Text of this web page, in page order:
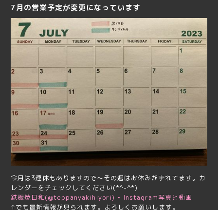
7月の営業予定が変更になっています
今月は3連休もありますので～その週はお休みがずれてます。カ
レンダーをチェックしてください(*^-^*)
鉄板焼日和(@teppanyakihiyori) • Instagram写真と動画
↑でも最新情報が見られます。よろしくお願いします。